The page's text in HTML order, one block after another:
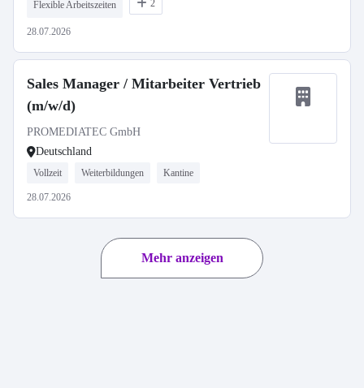
Flexible Arbeitszeiten 2
28.07.2026
Sales Manager / Mitarbeiter Vertrieb
(m/w/d)
PROMEDIATEC GmbH
Deutschland
Vollzeit Weiterbildungen Kantine
28.07.2026
Mehr anzeigen